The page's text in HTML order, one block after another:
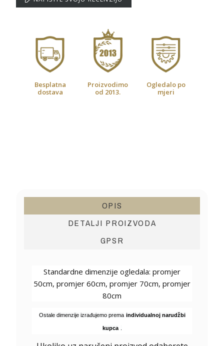
Besplatna
dostava
Proizvodimo
od 2013.
Ogledalo po
mjeri
OPIS
DETALJI PROIZVODA
GPSR
Standardne dimenzije ogledala: promjer
50cm, promjer 60cm, promjer 70cm, promjer
80cm
Ostale dimenzije izrađujemo prema individualnoj narudžbi
kupca